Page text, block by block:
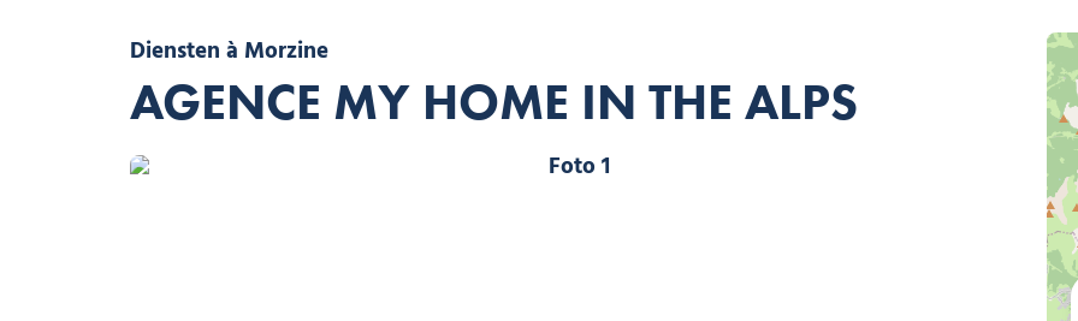
Diensten à Morzine
AGENCE MY HOME IN THE ALPS
Foto 1